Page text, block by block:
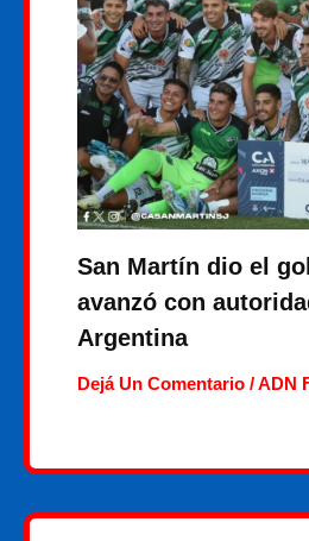
San Martín dio el
avanzó con
Argentina
Dejá Un Comentario /ADN